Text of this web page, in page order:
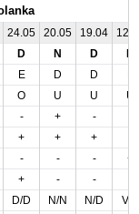
24.05 20.05 19.04
D N D
E D D
O U U
U
- + -
+ + +
- - -
+
+ - -
D/D N/N N/D
V/N